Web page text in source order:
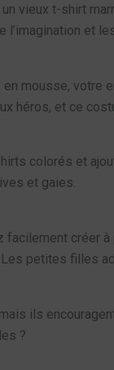
vieux t-shirt
et
mousse,
héros, et ce
colorés et
et gaies.
facilement
petites filles
ils
?